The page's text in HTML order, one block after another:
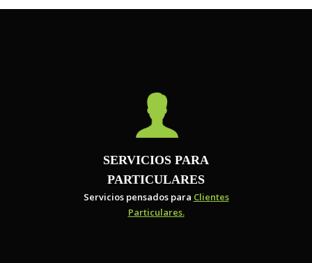
SERVICIOS PARA
PARTICULARES
Servicios pensados para Clientes
Particulares.